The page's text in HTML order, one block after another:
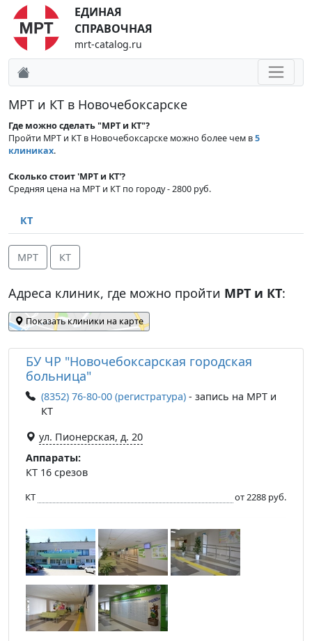
ЕДИНАЯ
СПРАВОЧНАЯ
mrt-catalog.ru
МРТ и КТ в Новочебоксарске
Где можно сделать "МРТ и КТ"?
Пройти МРТ и КТ в Новочебоксарске можно более чем в5
клиниках.
Сколько стоит 'МРТ и КТ'?
Средняя цена на МРТ и КТ по городу - 2800 руб.
КТ
МРТ КТ
Адреса клиник, где можно пройти МРТ и КТ:
Показать клиники на карте
БУ ЧР "Новочебоксарская городская
больница"
(8352) 76-80-00 (регистратура) - запись на МРТ и
КТ
ул. Пионерская, д. 20
Аппараты:
КТ 16 срезов
КТ от 2288 руб.